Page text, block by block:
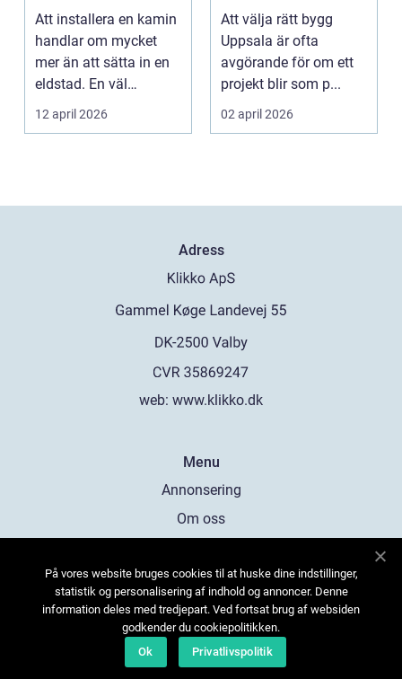
investering
Att installera en kamin
handlar om mycket
mer än att sätta in en
eldstad. En väl
planerad installati...
12 april 2026
ditt projekt
Att välja rätt bygg
Uppsala är ofta
avgörande för om ett
projekt blir som p...
02 april 2026
Adress
web: www.klikko.dk
Menu
Annonsering
Om oss
Kontakta oss
Sitemap
På vores website bruges cookies til at huske dine indstillinger,
statistik og personalisering af indhold og annoncer. Denne
information deles med tredjepart. Ved fortsat brug af websiden
godkender du cookiepolitikken.
Ok
Privatlivspolitik